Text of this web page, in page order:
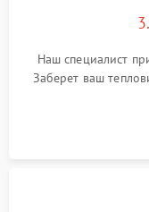
от замыкания
Наш специалист
Заберет ваш